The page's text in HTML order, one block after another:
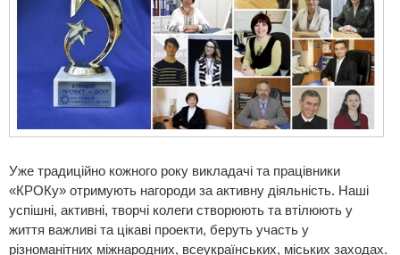
Уже традиційно кожного року викладачі та працівники
«КРОКу» отримують нагороди за активну діяльність. Наші
успішні, активні, творчі колеги створюють та втілюють у
життя важливі та цікаві проекти, беруть участь у
різноманітних міжнародних, всеукраїнських, міських заходах.